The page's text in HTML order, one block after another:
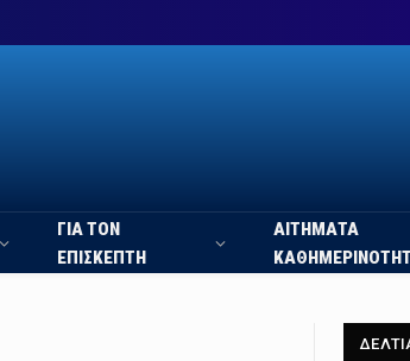
ΓΙΑ ΤΟΝ
ΕΠΙΣΚΕΠΤΗ
ΑΙΤΗΜΑΤΑ